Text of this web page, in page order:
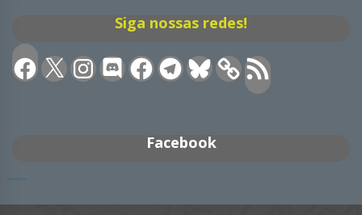
Siga nossas redes!
Facebook
X Instagram
DiscordFacebookTelegramBluesky Feed
RSS
Facebook